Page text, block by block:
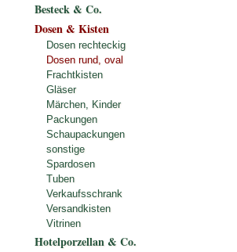
Besteck & Co.
Dosen & Kisten
Dosen rechteckig
Dosen rund, oval
Frachtkisten
Gläser
Märchen, Kinder
Packungen
Schaupackungen
sonstige
Spardosen
Tuben
Verkaufsschrank
Versandkisten
Vitrinen
Hotelporzellan & Co.